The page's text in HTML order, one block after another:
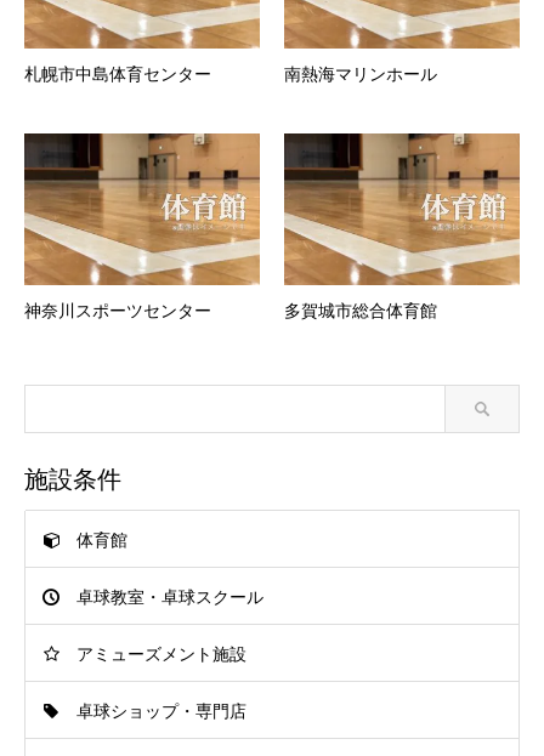
札幌市中島体育センター 南熱海マリンホール
神奈川スポーツセンター 多賀城市総合体育館
施設条件
体育館
卓球教室・卓球スクール
アミューズメント施設
卓球ショップ・専門店